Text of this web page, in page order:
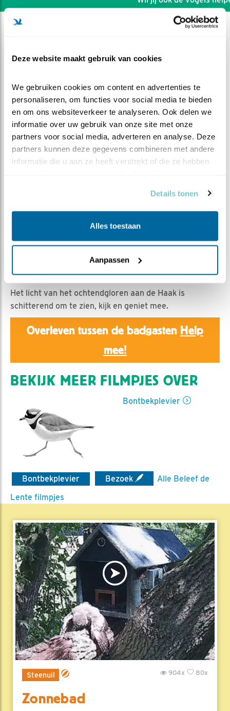
Deze website maakt gebruik van cookies
We gebruiken cookies om content en advertenties te
personaliseren, om functies voor social media te bieden
en om ons websiteverkeer te analyseren. Ook delen we
informatie over uw gebruik van onze site met onze
partners voor social media, adverteren en analyse. Deze
partners kunnen deze gegevens combineren met andere
informatie die u aan ze heeft verstrekt of die ze hebben
Details tonen
Alles toestaan
Aanpassen
strandleven
Christ | Geplaatst op 20 mei 2026, 19:50 |
leuk| Bewaar dit filmpje|
92x
In de nacht scharrelt er veel rond aan het water ook de
bontbekplevieren laten zich dan regelmatig zien
Het licht van het ochtendgloren aan de Haak is
schitterend om te zien, kijk en geniet mee.
Overleven tussen de badgasten Help
mee!
BEKIJK MEER FILMPJES OVER
Bontbekplevier
Bontbekplevier Bezoek
Alle Beleef de
Lente filmpjes
Steenuil 80x
904x
Zonnebad